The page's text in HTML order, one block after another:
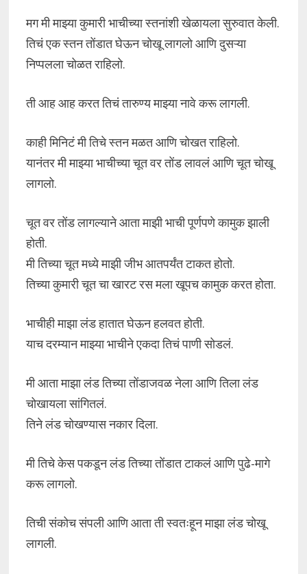
मग मी माझ्या कुमारी भाचीच्या स्तनांशी खेळायला सुरुवात केली.
तिचं एक स्तन तोंडात घेऊन चोखू लागलो आणि दुसऱ्या
निप्पलला चोळत राहिलो.
ती आह आह करत तिचं तारुण्य माझ्या नावे करू लागली.
काही मिनिटं मी तिचे स्तन मळत आणि चोखत राहिलो.
यानंतर मी माझ्या भाचीच्या चूत वर तोंड लावलं आणि चूत चोखू
लागलो.
चूत वर तोंड लागल्याने आता माझी भाची पूर्णपणे कामुक झाली
होती.
मी तिच्या चूत मध्ये माझी जीभ आतपर्यंत टाकत होतो.
तिच्या कुमारी चूत चा खारट रस मला खूपच कामुक करत होता.
भाचीही माझा लंड हातात घेऊन हलवत होती.
याच दरम्यान माझ्या भाचीने एकदा तिचं पाणी सोडलं.
मी आता माझा लंड तिच्या तोंडाजवळ नेला आणि तिला लंड
चोखायला सांगितलं.
तिने लंड चोखण्यास नकार दिला.
मी तिचे केस पकडून लंड तिच्या तोंडात टाकलं आणि पुढे-मागे
करू लागलो.
तिची संकोच संपली आणि आता ती स्वतःहून माझा लंड चोखू
लागली.